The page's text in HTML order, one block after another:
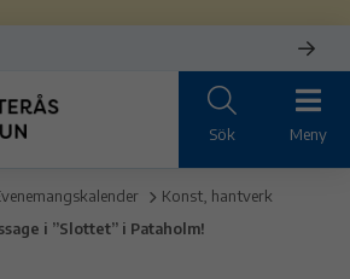
Sök Meny
Konst, hantverk
i ”Slottet” i Pataholm!